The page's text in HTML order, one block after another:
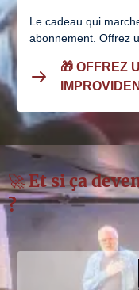
🚀 Et si ça
?
Le cadeau qui
abonnement. Offrez
🎁 OFFREZ